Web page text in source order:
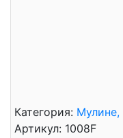
Категория: Мулине,
Артикул: 1008F